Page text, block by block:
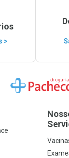
>
Ir para a Home